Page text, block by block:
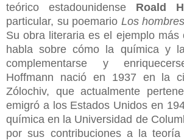
teórico estadounidense Roald
particular, su poemario Los
Su obra literaria es el ejemplo más
habla sobre cómo la química y
complementarse y
Hoffmann nació en 1937 en la
Zólochiv, que actualmente
emigró a los Estados Unidos en
química en la Universidad de
por sus contribuciones a la